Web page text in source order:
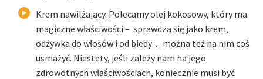
Krem nawilżający. Polecamy olej kokosowy, który ma
magiczne właściwości – sprawdza się jako krem,
odżywka do włosów i od biedy… można też na nim coś
usmażyć. Niestety, jeśli zależy nam na jego
zdrowotnych właściwościach, koniecznie musi być